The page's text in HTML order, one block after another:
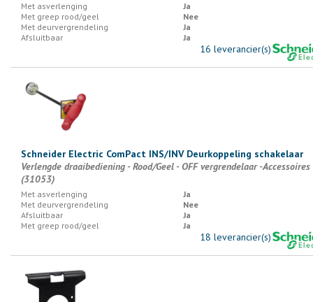
Met asverlenging
Ja
Met greep rood/geel
Nee
Met deurvergrendeling
Ja
Afsluitbaar
Ja
16 leverancier(s)
Schneider Electric ComPact INS/INV Deurkoppeling schakelaar
Verlengde draaibediening - Rood/Geel - OFF vergrendelaar -Accessoires
(31053)
Met asverlenging
Ja
Met deurvergrendeling
Nee
Afsluitbaar
Ja
Met greep rood/geel
Ja
18 leverancier(s)